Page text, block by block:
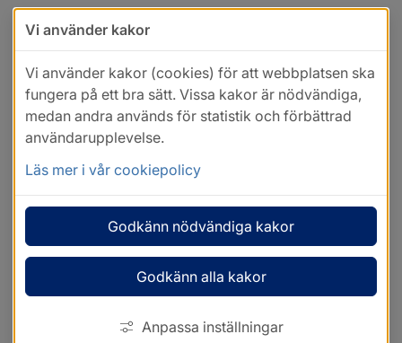
Vi använder kakor
Vi använder kakor (cookies) för att webbplatsen ska
fungera på ett bra sätt. Vissa kakor är nödvändiga,
medan andra används för statistik och förbättrad
användarupplevelse.
Läs mer i vår cookiepolicy
Godkänn nödvändiga kakor
Godkänn alla kakor
Anpassa inställningar